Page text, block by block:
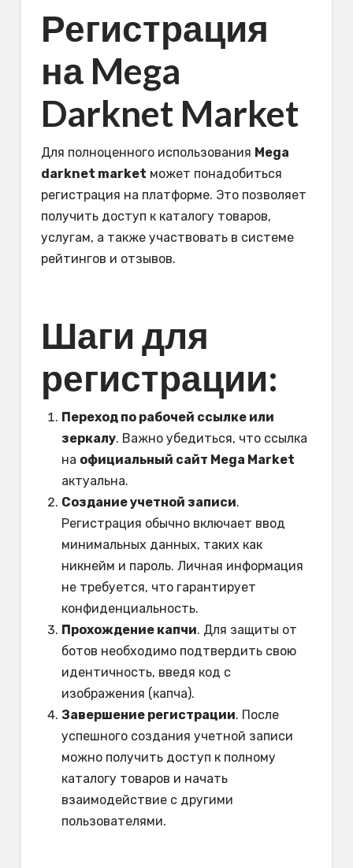
Регистрация
на Mega
Darknet Market
Для полноценного использования Mega
darknet market может понадобиться
регистрация на платформе. Это позволяет
получить доступ к каталогу товаров,
услугам, а также участвовать в системе
рейтингов и отзывов.
Шаги для
регистрации:
Переход по рабочей ссылке или
зеркалу. Важно убедиться, что ссылка
на официальный сайт Mega Market
актуальна.
Создание учетной записи.
Регистрация обычно включает ввод
минимальных данных, таких как
никнейм и пароль. Личная информация
не требуется, что гарантирует
конфиденциальность.
Прохождение капчи. Для защиты от
ботов необходимо подтвердить свою
идентичность, введя код с
изображения (капча).
Завершение регистрации. После
успешного создания учетной записи
можно получить доступ к полному
каталогу товаров и начать
взаимодействие с другими
пользователями.